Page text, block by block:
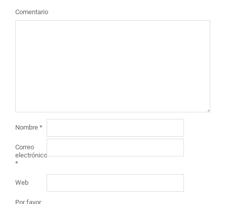
Comentario
Nombre *
Correo
electrónico
*
Web
Por favor,